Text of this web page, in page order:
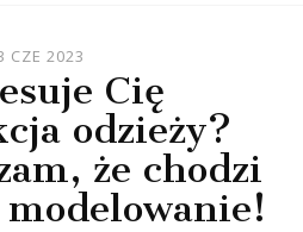
CZE 2023
Cię
odzieży?
że chodzi